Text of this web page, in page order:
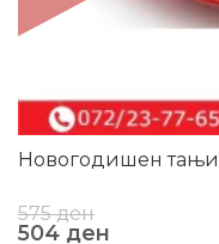
Новогодишен
575ден
504 ден